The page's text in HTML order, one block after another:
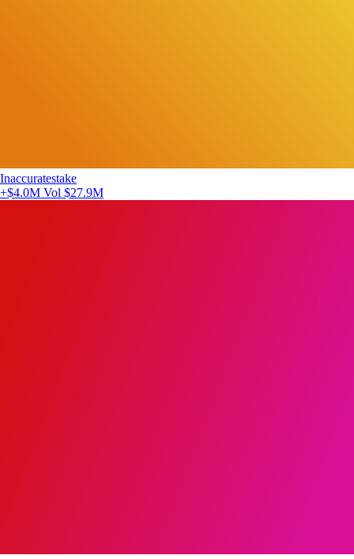
Inaccuratestake
+$4.0M Vol $27.9M